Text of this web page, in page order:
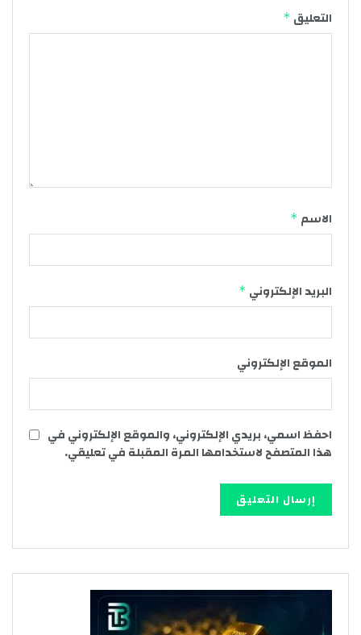
التعليق *
الاسم *
البريد الإلكتروني *
الموقع الإلكتروني
احفظ اسمي، بريدي الإلكتروني، والموقع الإلكتروني في
هذا المتصفح لاستخدامها المرة المقبلة في تعليقي.